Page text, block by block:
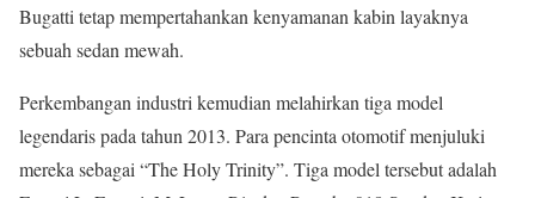
Bugatti tetap mempertahankan kenyamanan kabin layaknya
sebuah sedan mewah.
Perkembangan industri kemudian melahirkan tiga model
legendaris pada tahun 2013. Para pencinta otomotif menjuluki
mereka sebagai “The Holy Trinity”. Tiga model tersebut adalah